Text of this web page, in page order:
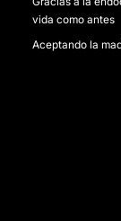
vida como antes
Aceptando la